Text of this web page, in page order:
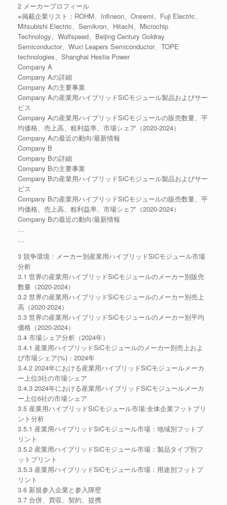
2 メーカープロフィール
※掲載企業リスト：ROHM、Infineon、Onsemi、Fuji Electric、
Mitsubishi Electric、Semikron、Hitachi、Microchip
Technology、Wolfspeed、Beijing Century Goldray
Semiconductor、Wuxi Leapers Semiconductor、TOPE
technologies、Shanghai Hestia Power
Company A
Company Aの詳細
Company Aの主要事業
Company Aの産業用ハイブリッドSiCモジュール製品およびサー
ビス
Company Aの産業用ハイブリッドSiCモジュールの販売数量、平
均価格、売上高、粗利益率、市場シェア（2020-2024）
Company Aの最近の動向/最新情報
Company B
Company Bの詳細
Company Bの主要事業
Company Bの産業用ハイブリッドSiCモジュール製品およびサー
ビス
Company Bの産業用ハイブリッドSiCモジュールの販売数量、平
均価格、売上高、粗利益率、市場シェア（2020-2024）
Company Bの最近の動向/最新情報
…
…
3 競争環境：メーカー別産業用ハイブリッドSiCモジュール市場
分析
3.1 世界の産業用ハイブリッドSiCモジュールのメーカー別販売
数量（2020-2024）
3.2 世界の産業用ハイブリッドSiCモジュールのメーカー別売上
高（2020-2024）
3.3 世界の産業用ハイブリッドSiCモジュールのメーカー別平均
価格（2020-2024）
3.4 市場シェア分析（2024年）
3.4.1 産業用ハイブリッドSiCモジュールのメーカー別売上およ
び市場シェア(%)：2024年
3.4.2 2024年における産業用ハイブリッドSiCモジュールメーカ
ー上位3社の市場シェア
3.4.3 2024年における産業用ハイブリッドSiCモジュールメーカ
ー上位6社の市場シェア
3.5 産業用ハイブリッドSiCモジュール市場:全体企業フットプリ
ント分析
3.5.1 産業用ハイブリッドSiCモジュール市場：地域別フットプ
リント
3.5.2 産業用ハイブリッドSiCモジュール市場：製品タイプ別フ
ットプリント
3.5.3 産業用ハイブリッドSiCモジュール市場：用途別フットプ
リント
3.6 新規参入企業と参入障壁
3.7 合併、買収、契約、提携